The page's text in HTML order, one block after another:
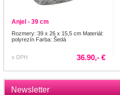
Newsletter
Anjel - 39 cm
Rozmery: 39 x 26 x 15,5 cm Materiál:
polyrezín Farba: Šedá
s DPH 36.90,- €